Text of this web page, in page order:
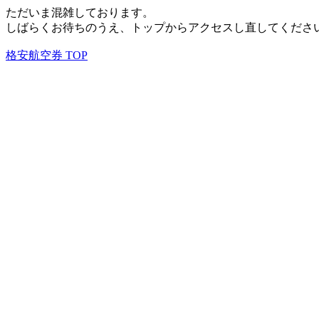
ただいま混雑しております。
しばらくお待ちのうえ、トップからアクセスし直してくださ
格安航空券 TOP